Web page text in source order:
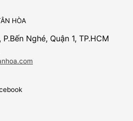
HÒA
Nghé, Quận 1, TP.HCM